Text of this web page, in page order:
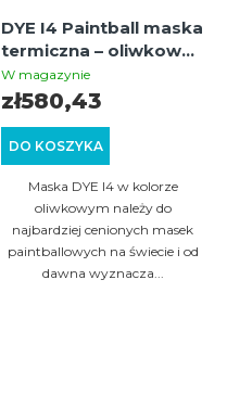
DYE I4 Paintball maska
termiczna – oliwkowa |
Premium maska
ochronna z wymienną
W magazynie
DO KOSZYKA
zł580,43
Maska DYE I4 w kolorze
oliwkowym należy do
najbardziej cenionych masek
paintballowych na świecie i od
dawna wyznacza...